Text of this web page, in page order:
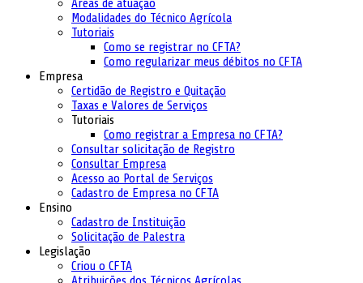
Áreas de atuação
Modalidades do Técnico Agrícola
Tutoriais
Como se registrar no CFTA?
Como regularizar meus débitos no CFTA
Empresa
Certidão de Registro e Quitação
Taxas e Valores de Serviços
Tutoriais
Como registrar a Empresa no CFTA?
Consultar solicitação de Registro
Consultar Empresa
Acesso ao Portal de Serviços
Cadastro de Empresa no CFTA
Ensino
Cadastro de Instituição
Solicitação de Palestra
Legislação
Criou o CFTA